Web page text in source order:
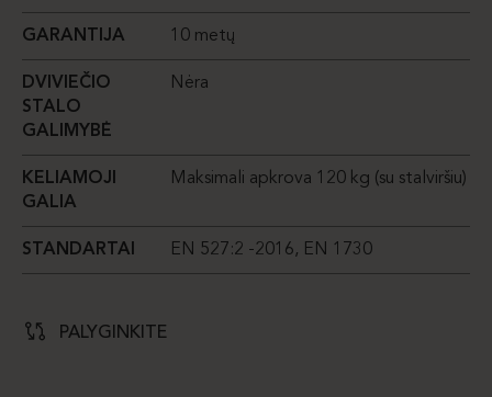
GARANTIJA 10 metų
DVIVIEČIO
STALO
GALIMYBĖ
Nėra
KELIAMOJI
GALIA
Maksimali apkrova 120 kg (su stalviršiu)
STANDARTAI EN 527:2 -2016, EN 1730
PALYGINKITE